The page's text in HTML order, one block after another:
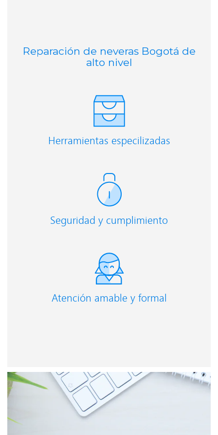
Reparación de neveras Bogotá de
alto nivel
Herramientas especilizadas
Seguridad y cumplimiento
Atención amable y formal